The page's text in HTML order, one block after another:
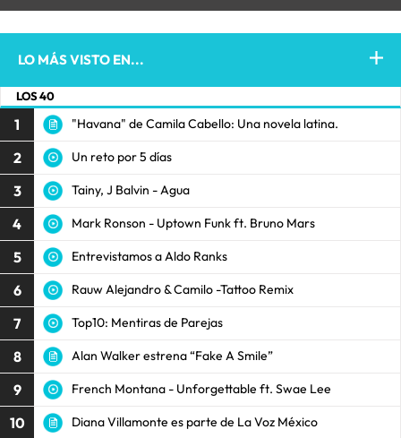
LO MÁS VISTO EN...
LOS 40
1 "Havana" de Camila Cabello: Una novela latina.
2 Un reto por 5 días
3 Tainy, J Balvin - Agua
4 Mark Ronson - Uptown Funk ft. Bruno Mars
5 Entrevistamos a Aldo Ranks
6 Rauw Alejandro & Camilo -Tattoo Remix
7 Top10: Mentiras de Parejas
8 Alan Walker estrena “Fake A Smile”
9 French Montana - Unforgettable ft. Swae Lee
10 Diana Villamonte es parte de La Voz México